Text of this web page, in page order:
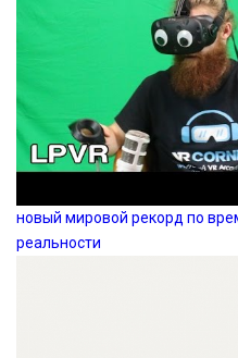
новый мировой рекорд по
реальности